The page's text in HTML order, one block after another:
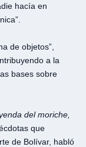
hacía en
de objetos”,
a la
bases sobre
del moriche,
que
de Bolívar, habló